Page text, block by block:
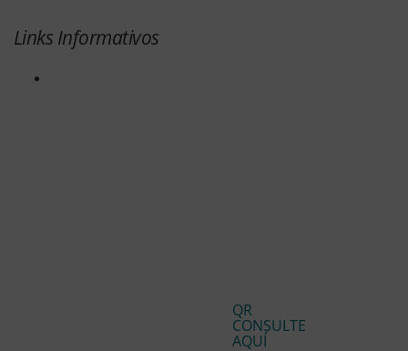
Links Informativos
QR
CONSULTE
AQUÍ